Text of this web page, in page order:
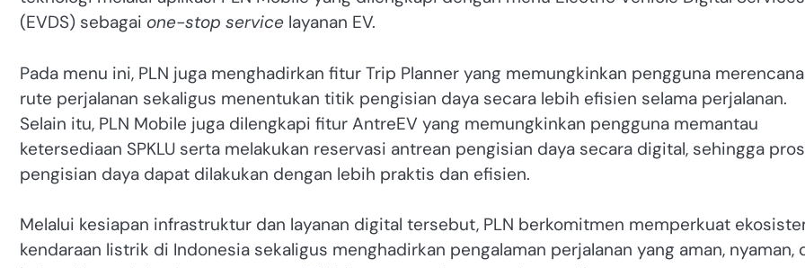
(EVDS) sebagai one-stop service layanan EV.
Pada menu ini, PLN juga menghadirkan fitur Trip Planner yang memungkinkan pengguna
rute perjalanan sekaligus menentukan titik pengisian daya secara lebih efisien selama perjalanan.
Selain itu, PLN Mobile juga dilengkapi fitur AntreEV yang memungkinkan pengguna memantau
ketersediaan SPKLU serta melakukan reservasi antrean pengisian daya secara digital, sehingga
pengisian daya dapat dilakukan dengan lebih praktis dan efisien.
Melalui kesiapan infrastruktur dan layanan digital tersebut, PLN berkomitmen memperkuat
kendaraan listrik di Indonesia sekaligus menghadirkan pengalaman perjalanan yang aman, nyaman,